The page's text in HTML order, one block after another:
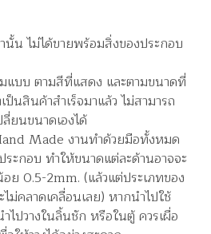
นั้น ไม่ได้ขายพร้อมสิ่งของประกอบ
แบบ ตามสีที่แสดง และตามขนาดที่
ป็นสินค้าสำเร็จมาแล้ว ไม่สามารถ
ยนขนาดเองได้
Made งานทำด้วยมือทั้งหมด
ะกอบ ทำให้ขนาดแต่ละด้านอาจจะ
ย 0.5-2mm. (แล้วแต่ประเภทของ
ม่คลาดเคลื่อนเลย) หากนำไปใช้
ปวางในลิ้นชัก หรือในตู้ ควรเผื่อ